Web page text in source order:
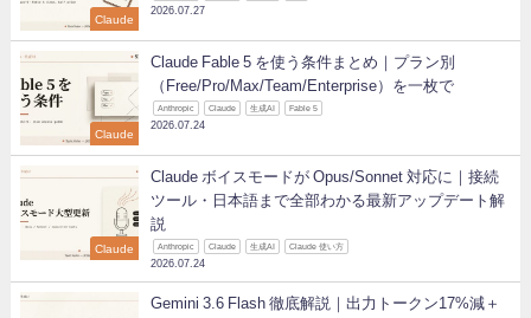
Claude
2026.07.27
Claude
Claude Fable 5 を使う条件まとめ｜プラン別
（Free/Pro/Max/Team/Enterprise）を一枚で
Anthropic Claude 生成AI Fable 5
2026.07.24
Claude
Claude ボイスモードが Opus/Sonnet 対応に｜接続
ツール・日本語まで全部わかる最新アップデート解
説
Anthropic Claude 生成AI Claude 使い方
2026.07.24
Gemini 3.6 Flash 徹底解説｜出力トークン17%減＋